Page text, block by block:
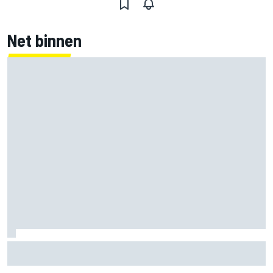
Net binnen